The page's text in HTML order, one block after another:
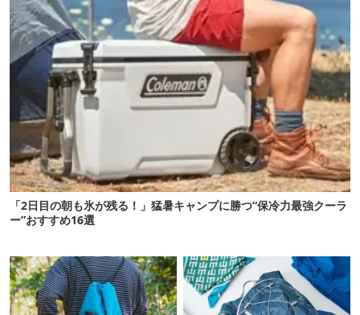
「2日目の朝も氷が残る！」猛暑キャンプに勝つ“保冷力最強クーラ
ー”おすすめ16選